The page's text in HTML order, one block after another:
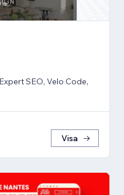
Expert SEO, Velo Code,
Visa